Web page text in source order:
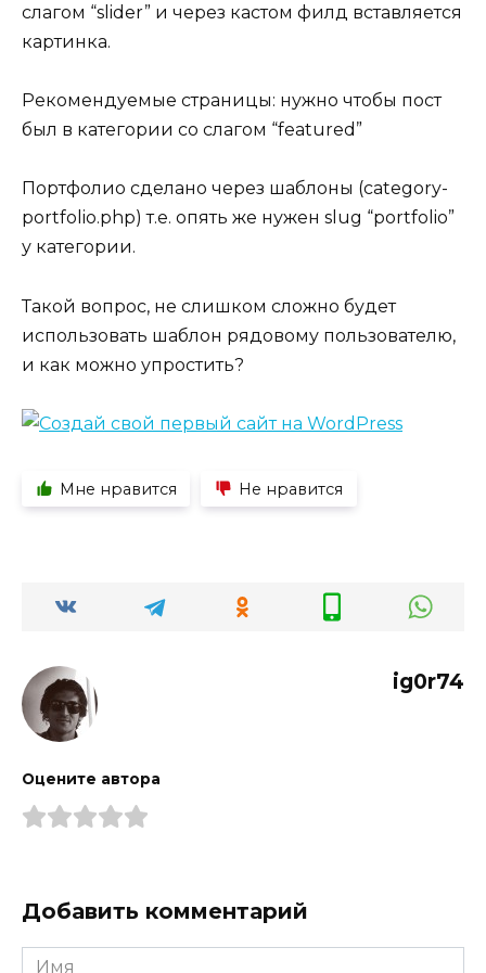
слагом “slider” и через кастом филд вставляется
картинка.
Рекомендуемые страницы: нужно чтобы пост
был в категории со слагом “featured”
Портфолио сделано через шаблоны (category-
portfolio.php) т.е. опять же нужен slug “portfolio”
у категории.
Такой вопрос, не слишком сложно будет
использовать шаблон рядовому пользователю,
и как можно упростить?
Мне нравится Не нравится
ig0r74
Оцените автора
Добавить комментарий
Имя